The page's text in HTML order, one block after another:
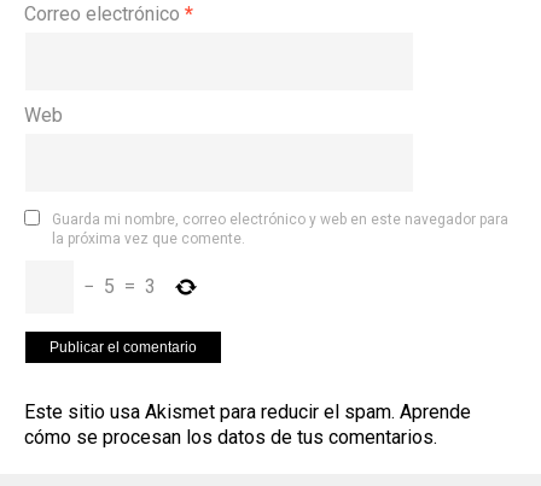
Correo electrónico *
Web
Guarda mi nombre, correo electrónico y web en este navegador para
la próxima vez que comente.
− 5 = 3
Este sitio usa Akismet para reducir el spam. Aprende
cómo se procesan los datos de tus comentarios.